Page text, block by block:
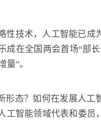
性技术，人工智能已成
成在全国两会首场“部
量”。
形态？如何在发展人工
工智能领域代表和委员